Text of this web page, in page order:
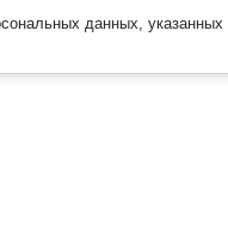
данных, указанных